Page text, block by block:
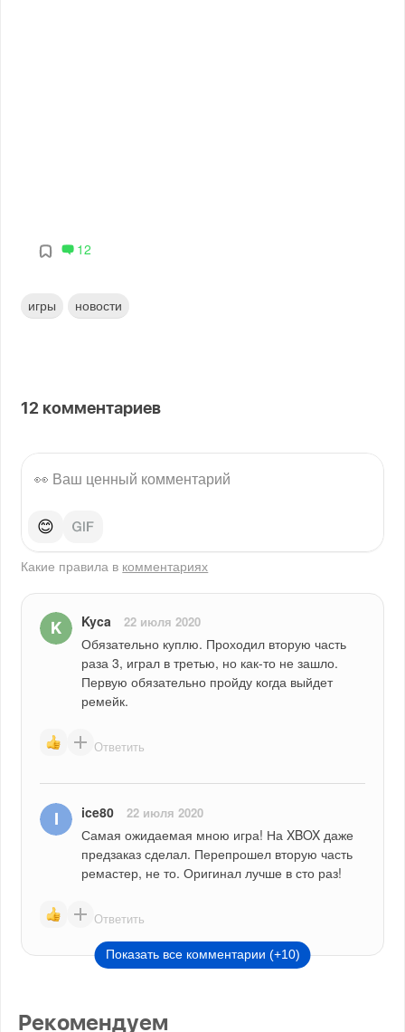
12
игры новости
12 комментариев
😊
Какие правила в комментариях
Kyca 22 июля 2020
Обязательно куплю. Проходил вторую часть
раза 3, играл в третью, но как-то не зашло.
Первую обязательно пройду когда выйдет
ремейк.
Ответить
ice80 22 июля 2020
Самая ожидаемая мною игра! На XBOX даже
предзаказ сделал. Перепрошел вторую часть
ремастер, не то. Оригинал лучше в сто раз!
Ответить
Показать все комментарии (+10)
Рекомендуем